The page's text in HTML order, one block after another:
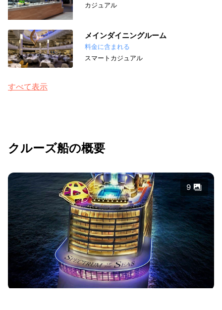
カジュアル
メインダイニングルーム
料金に含まれる
スマートカジュアル
すべて表示
クルーズ船の概要
9